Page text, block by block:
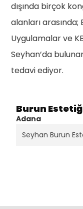
Burun
Adana
Seyhan Burun
dışında birçok
alanları
Uygulamalar ve
Seyhan’da
tedavi ediyor.